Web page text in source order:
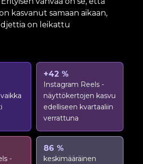
kasvanut samaan aikaan,
on leikattu
+42 %
Instagram Reels -
näyttökertojen kasvu
edelliseen kvartaaliin
verrattuna
-
86 %
keskimääräinen